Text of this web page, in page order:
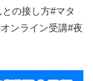
の接し方#マタ
ンライン受講#夜